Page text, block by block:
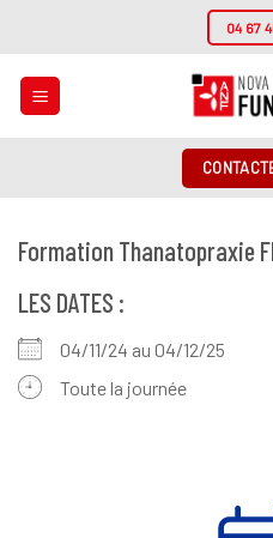
contenu
04 67
Formation Thanatopraxie
LES DATES :
04/11/24 au 04/12/25
Toute la journée